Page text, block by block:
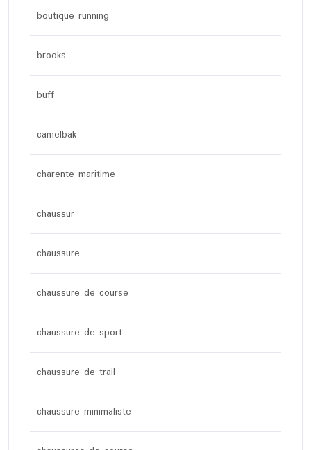
boutique running
brooks
buff
camelbak
charente maritime
chaussur
chaussure
chaussure de course
chaussure de sport
chaussure de trail
chaussure minimaliste